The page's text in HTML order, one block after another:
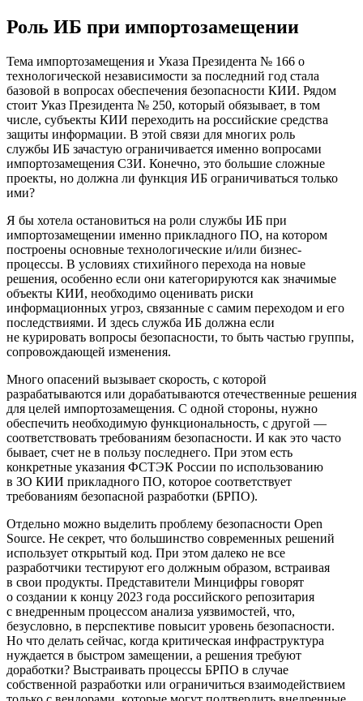
Роль ИБ при импортозамещении
Тема импортозамещения и Указа Президента № 166 о
технологической независимости за последний год стала
базовой в вопросах обеспечения безопасности КИИ. Рядом
стоит Указ Президента № 250, который обязывает, в том
числе, субъекты КИИ переходить на российские средства
защиты информации. В этой связи для многих роль
службы ИБ зачастую ограничивается именно вопросами
импортозамещения СЗИ. Конечно, это большие сложные
проекты, но должна ли функция ИБ ограничиваться только
ими?
Я бы хотела остановиться на роли службы ИБ при
импортозамещении именно прикладного ПО, на котором
построены основные технологические и/или бизнес-
процессы. В условиях стихийного перехода на новые
решения, особенно если они категорируются как значимые
объекты КИИ, необходимо оценивать риски
информационных угроз, связанные с самим переходом и его
последствиями. И здесь служба ИБ должна если
не курировать вопросы безопасности, то быть частью группы,
сопровождающей изменения.
Много опасений вызывает скорость, с которой
разрабатываются или дорабатываются отечественные решения
для целей импортозамещения. С одной стороны, нужно
обеспечить необходимую функциональность, с другой —
соответствовать требованиям безопасности. И как это часто
бывает, счет не в пользу последнего. При этом есть
конкретные указания ФСТЭК России по использованию
в ЗО КИИ прикладного ПО, которое соответствует
требованиям безопасной разработки (БРПО).
Отдельно можно выделить проблему безопасности Open
Source. Не секрет, что большинство современных решений
использует открытый код. При этом далеко не все
разработчики тестируют его должным образом, встраивая
в свои продукты. Представители Минцифры говорят
о создании к концу 2023 года российского репозитария
с внедренным процессом анализа уязвимостей, что,
безусловно, в перспективе повысит уровень безопасности.
Но что делать сейчас, когда критическая инфраструктура
нуждается в быстром замещении, а решения требуют
доработки? Выстраивать процессы БРПО в случае
собственной разработки или ограничиться взаимодействием